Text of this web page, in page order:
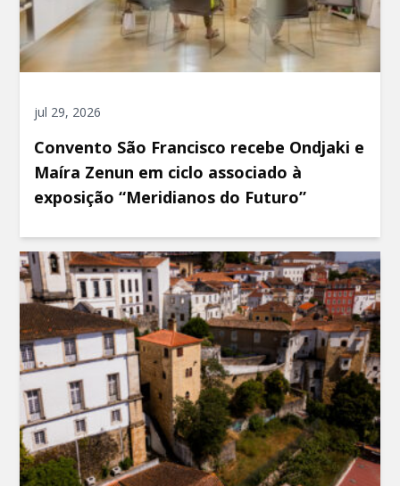
jul 29, 2026
Convento São Francisco recebe Ondjaki e
Maíra Zenun em ciclo associado à
exposição “Meridianos do Futuro”